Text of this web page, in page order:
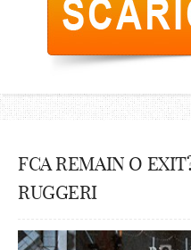
FCA REMAIN O
RUGGERI